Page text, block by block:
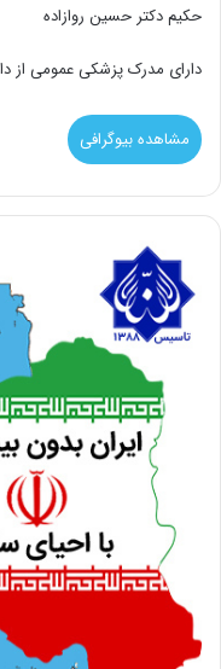
حکیم دکتر حسین روازاده
دارای مدرک پزشکی عمومی از
مشاهده بیوگرافی